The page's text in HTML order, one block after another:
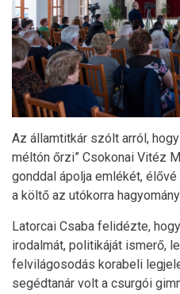
Az államtitkár szólt arról,
méltón őrzi” Csokonai Vitéz
gonddal ápolja emlékét,
a költő az utókorra
Latorcai Csaba felidézte,
irodalmát, politikáját ismerő,
felvilágosodás korabeli
segédtanár volt a csurgói